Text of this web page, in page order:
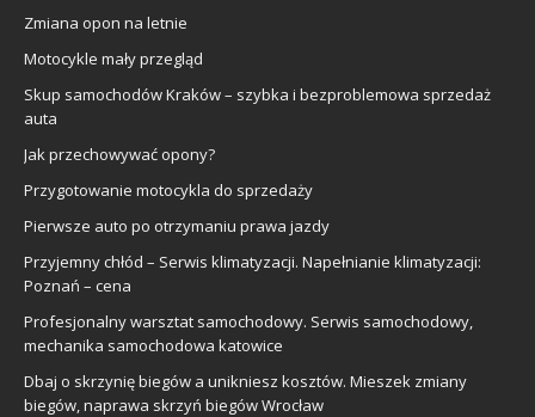
Zmiana opon na letnie
Motocykle mały przegląd
Skup samochodów Kraków – szybka i bezproblemowa sprzedaż
auta
Jak przechowywać opony?
Przygotowanie motocykla do sprzedaży
Pierwsze auto po otrzymaniu prawa jazdy
Przyjemny chłód – Serwis klimatyzacji. Napełnianie klimatyzacji:
Poznań – cena
Profesjonalny warsztat samochodowy. Serwis samochodowy,
mechanika samochodowa katowice
Dbaj o skrzynię biegów a unikniesz kosztów. Mieszek zmiany
biegów, naprawa skrzyń biegów Wrocław